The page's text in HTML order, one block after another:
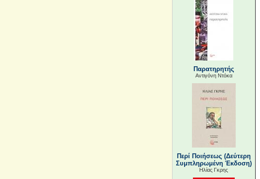
Παρατηρητής
Αντιγόνη Ντόκα
Περί Ποιήσεως (Δεύτερη
Συμπληρωμένη Έκδοση)
Ηλίας Γκρης